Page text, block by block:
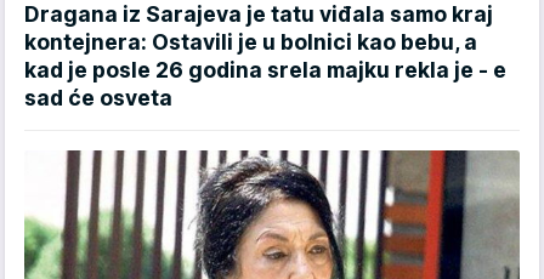
Dragana iz Sarajeva je tatu viđala samo kraj
kontejnera: Ostavili je u bolnici kao bebu, a
kad je posle 26 godina srela majku rekla je - e
sad će osveta